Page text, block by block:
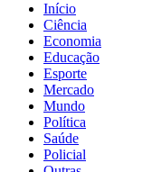
Início
Ciência
Economia
Educação
Esporte
Mercado
Mundo
Política
Saúde
Policial